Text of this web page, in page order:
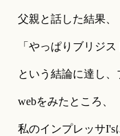
父親と話した結果、
「やっぱりブリジ
という結論に達し、
webをみたところ、
私のインプレッサI's